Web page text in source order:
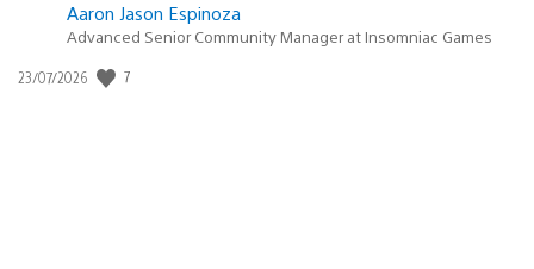
Aaron Jason Espinoza
Advanced Senior Community Manager at Insomniac Games
Fecha
23/07/2026 7